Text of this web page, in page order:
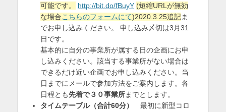
可能です。 http://bit.do/fBuyY (短縮URLが無効
な場合こちらのフォームにて)2020.3.25追記ま
でお申し込みください。 申し込み〆切は3月31
日です。
基本的に自分の事業所が属する日の企画にお申
し込みください。該当する事業所がない場合は
できるだけ近い企画でお申し込みください。当
日までにメールで参加方法をご案内します。各
日程とも先着で３０事業所までとします。
タイムテーブル（合計60分）
最初に新型コロ